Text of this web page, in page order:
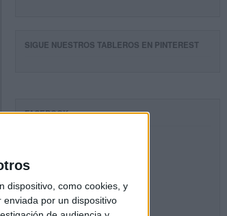
dispositivo, como cookies, y
por un dispositivo
SIGUE NUESTROS TABLEROS EN PINTEREST
FACEBOOK